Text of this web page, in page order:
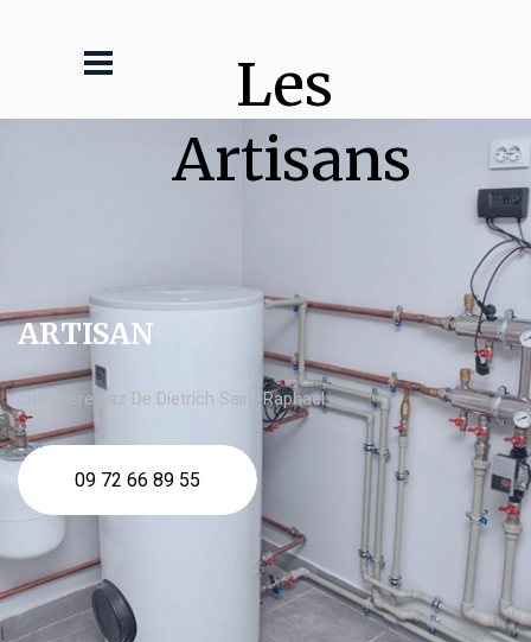
Les
Artisans
ARTISAN
chaudière gaz De Dietrich Saint Raphaël
09 72 66 89 55